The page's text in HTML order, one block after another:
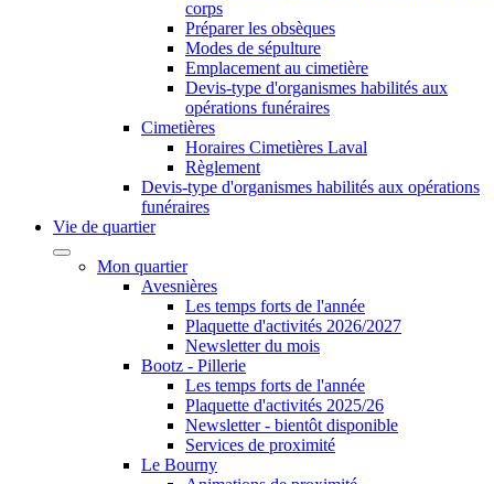
corps
Préparer les obsèques
Modes de sépulture
Emplacement au cimetière
Devis-type d'organismes habilités aux
opérations funéraires
Cimetières
Horaires Cimetières Laval
Règlement
Devis-type d'organismes habilités aux opérations
funéraires
Vie de quartier
Mon quartier
Avesnières
Les temps forts de l'année
Plaquette d'activités 2026/2027
Newsletter du mois
Bootz - Pillerie
Les temps forts de l'année
Plaquette d'activités 2025/26
Newsletter - bientôt disponible
Services de proximité
Le Bourny